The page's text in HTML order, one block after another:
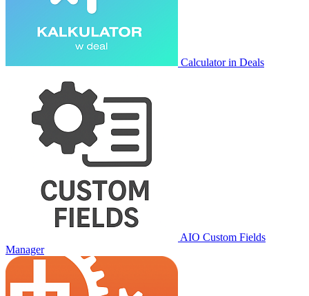
Calculator in Deals
AIO Custom Fields
Manager